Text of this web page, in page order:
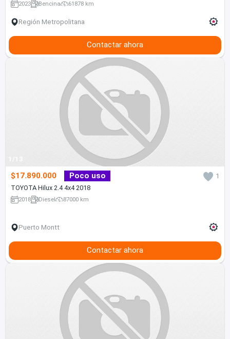
2023 Bencina 61878 km
Región Metropolitana
Contactar ahora
1/13
$17.890.000 Poco uso
1
TOYOTA Hilux 2.4 4x4 2018
2018 Diesel 87000 km
Puerto Montt
Contactar ahora